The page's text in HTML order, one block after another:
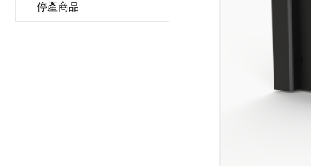
停產商品